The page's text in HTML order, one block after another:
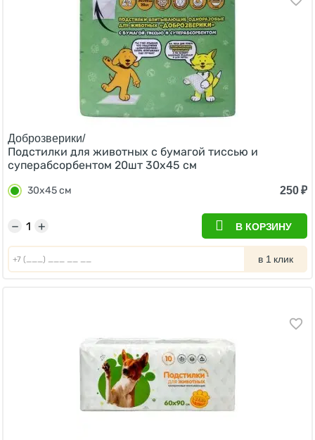
Доброзверики/
Подстилки для животных с бумагой тиссью и
суперабсорбентом 20шт 30х45 см
30х45 см 250₽
+
− В КОРЗИНУ
в 1 клик